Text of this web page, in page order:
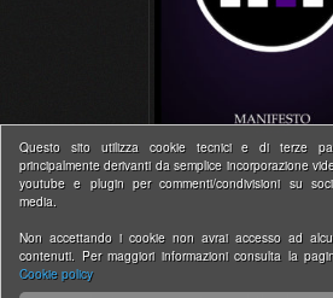
Questo sito utilizza cookie tecnici e di terze
principalmente derivanti da semplice incorporazione
youtube e plugin per commenti/condivisioni su
media.
Non accettando i cookie non avrai accesso ad
contenuti. Per maggiori informazioni consulta la
Cookie policy